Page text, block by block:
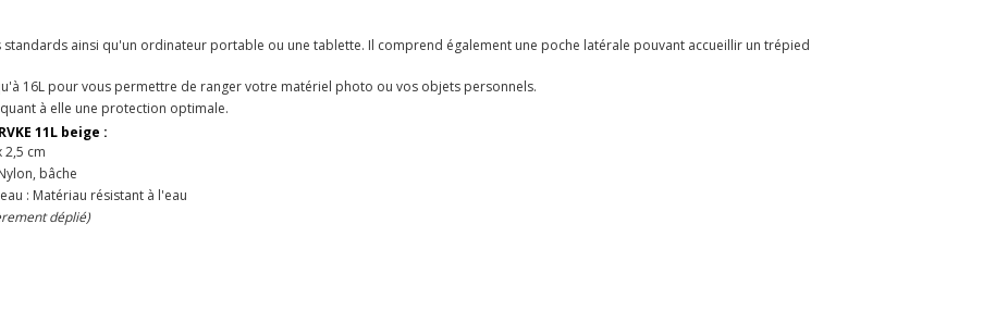
ainsi qu'un ordinateur portable ou une tablette. Il comprend également une poche latérale pouvant accueillir un trépied
16L pour vous permettre de ranger votre matériel photo ou vos objets personnels.
à elle une protection optimale.
11L beige :
cm
bâche
: Matériau résistant à l'eau
déplié)